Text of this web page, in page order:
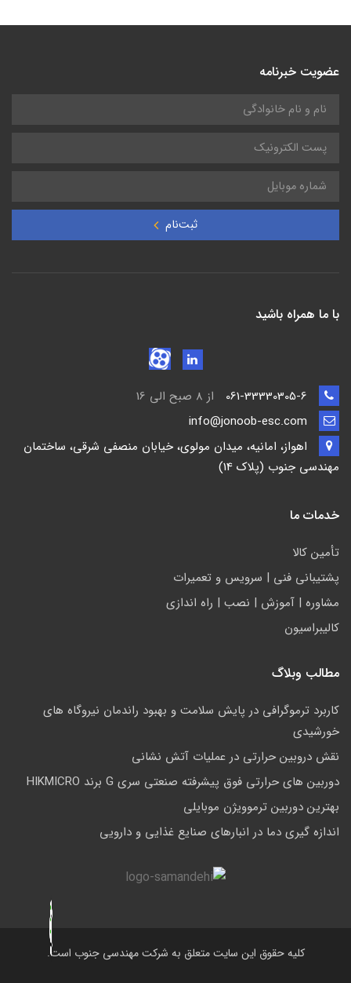
عضویت خبرنامه
ثبت‌نام
با ما همراه باشید
از 8 صبح الی 16
اهواز، امانیه، میدان مولوی، خیابان منصفی شرقی، ساختمان
مهندسی جنوب (پلاک 14)
خدمات ما
تأمين كالا
پشتيباني فني | سرويس و تعمیرات
مشاوره | آموزش | نصب | راه اندازی
کالیبراسیون
مطالب وبلاگ
کاربرد ترموگرافی در پایش سلامت و بهبود راندمان نیروگاه های
خورشیدی
نقش دروبین حرارتی در عملیات آتش نشانی
دوربین های حرارتی فوق پیشرفته صنعتی سری G برند HIKMICRO
بهترین دوربین ترموویژن موبایلی
اندازه گیری دما در انبارهای صنایع غذایی و دارویی
کلیه حقوق این سایت متعلق به شرکت مهندسی جنوب است.